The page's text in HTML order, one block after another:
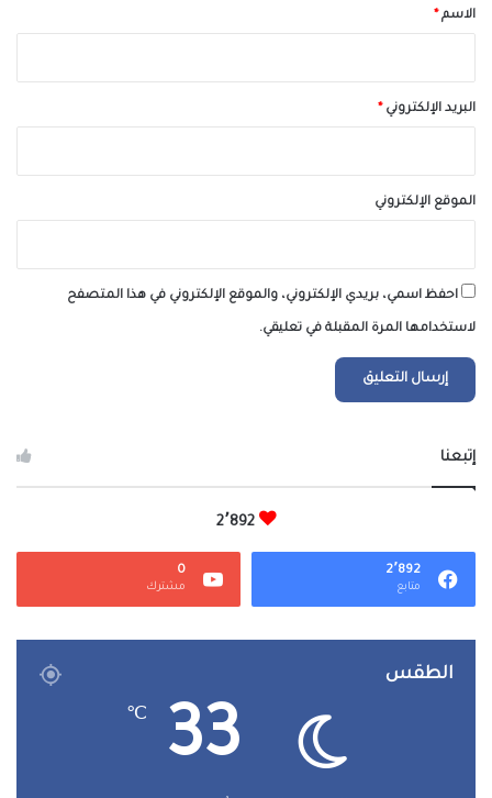
*الاسم*
البريد الإلكتروني*
الموقع الإلكتروني
احفظ اسمي، بريدي الإلكتروني، والموقع الإلكتروني في هذا المتصفح
لاستخدامها المرة المقبلة في تعليقي.
إتبعنا
2٬892
2٬892
متابع
0
مشترك
الطقس
33
℃